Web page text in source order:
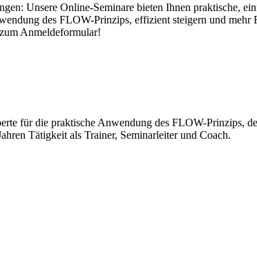
Unsere Online-Seminare bieten Ihnen praktische,
des FLOW-Prinzips, effizient steigern und mehr
Anmeldeformular!
für die praktische Anwendung des FLOW-Prinzips,
Tätigkeit als Trainer, Seminarleiter und Coach.